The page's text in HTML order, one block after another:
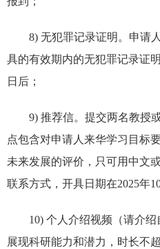
8) 无犯罪记录证明。申请
具的有效期内的无犯罪记录证
日后；
9) 推荐信。提交两名教授
点包含对申请人来华学习目标
未来发展的评价，只可用中文
联系方式，开具日期在2025年
10) 个人介绍视频（请介
展现科研能力和潜力，时长不